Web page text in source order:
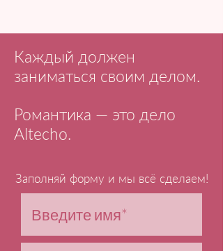
Каждый должен
заниматься своим делом.
Романтика — это дело
Altecho.
Заполняй форму и мы всё сделаем!